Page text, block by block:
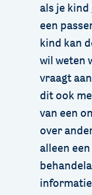
als je kind
een
kind kan
wil weten
vraagt
dit ook
van een
over
alleen